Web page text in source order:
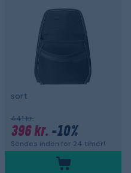
sort
441 kr.
396 kr. -10%
Sendes inden for 24 timer!